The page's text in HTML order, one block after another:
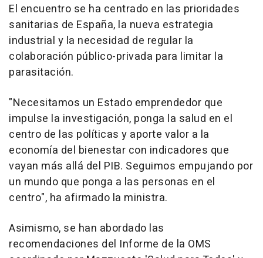
El encuentro se ha centrado en las prioridades
sanitarias de España, la nueva estrategia
industrial y la necesidad de regular la
colaboración público-privada para limitar la
parasitación.
"Necesitamos un Estado emprendedor que
impulse la investigación, ponga la salud en el
centro de las políticas y aporte valor a la
economía del bienestar con indicadores que
vayan más allá del PIB. Seguimos empujando por
un mundo que ponga a las personas en el
centro", ha afirmado la ministra.
Asimismo, se han abordado las
recomendaciones del Informe de la OMS